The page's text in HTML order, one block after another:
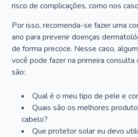
risco de complicações, como nos
Por isso, recomenda-se fazer uma
ano para prevenir doenças
de forma precoce. Nesse caso,
você pode fazer na primeira
são:
Qual é o meu tipo de pele e
Quais são os melhores
cabelo?
Que protetor solar eu devo